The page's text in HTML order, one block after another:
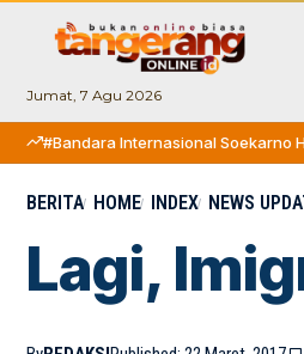
Jumat, 7 Agu 2026
#Bandara Internasional Soekarno
BERITA HOME INDEX NEWS
Lagi,